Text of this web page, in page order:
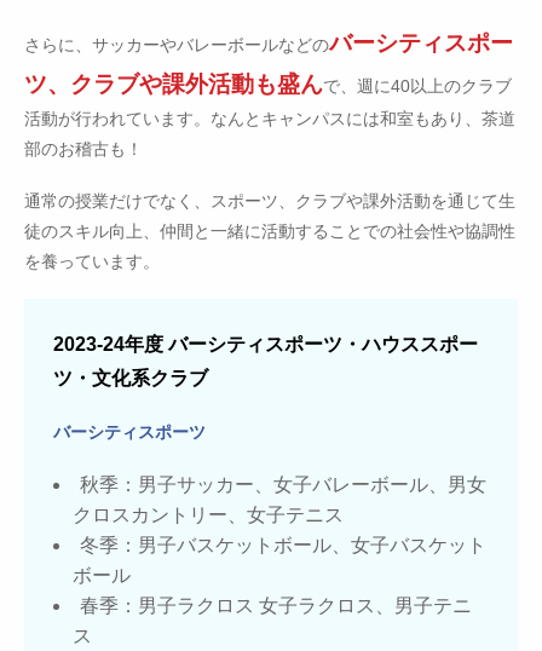
さらに、サッカーやバレーボールなどのバーシティスポー
ツ、クラブや課外活動も盛んで、週に40以上のクラブ
活動が行われています。なんとキャンパスには和室もあり、茶道
部のお稽古も！
通常の授業だけでなく、スポーツ、クラブや課外活動を通じて生
徒のスキル向上、仲間と一緒に活動することでの社会性や協調性
を養っています。
2023-24年度 バーシティスポーツ・ハウススポー
ツ・文化系クラブ
バーシティスポーツ
秋季：男子サッカー、女子バレーボール、男女
クロスカントリー、女子テニス
冬季：男子バスケットボール、女子バスケット
ボール
春季：男子ラクロス 女子ラクロス、男子テニ
ス